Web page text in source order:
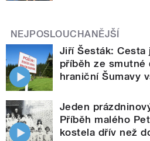
NEJPOSLOUCHANĚJŠÍ
Jiří Šesták: Cesta
příběh ze smutné
hraniční Šumavy
Jeden
Příběh malého
kostela dřív než